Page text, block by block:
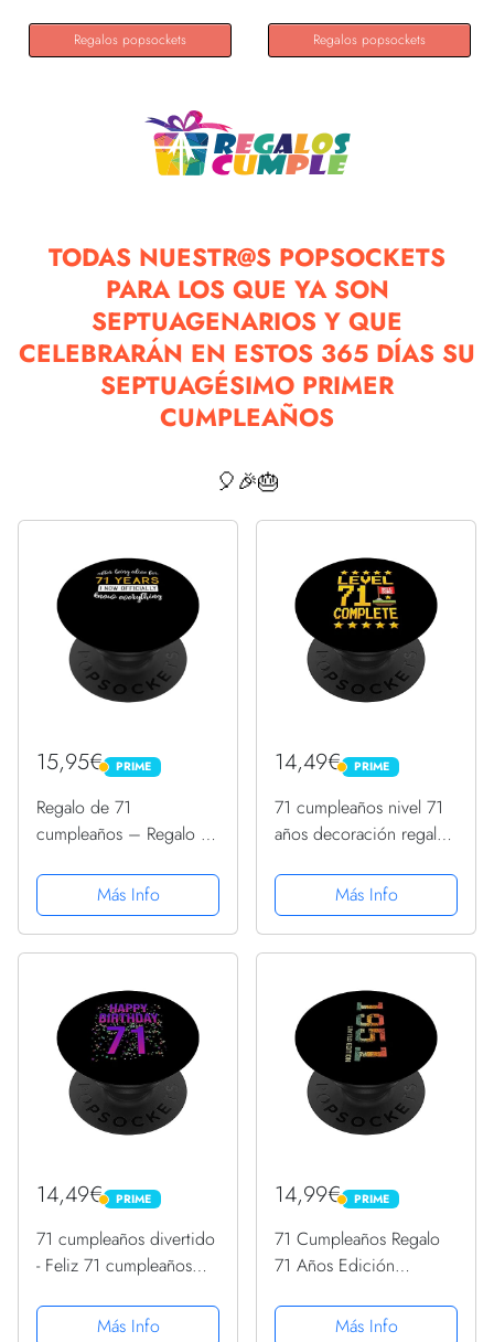
Regalos popsockets Regalos popsockets
TODAS NUESTR@S POPSOCKETS
PARA LOS QUE YA SON
SEPTUAGENARIOS Y QUE
CELEBRARÁN EN ESTOS 365 DÍAS SU
SEPTUAGÉSIMO PRIMER
CUMPLEAÑOS
🎈🎉🎂
15,95€ PRIME
PRIME
Regalo de 71
cumpleaños – Regalo de
PopSockets PopGrip
Intercambiable
Más Info
14,49€ PRIME
PRIME
71 cumpleaños nivel 71
años decoración regalo
Intercambiable
Más Info
14,49€ PRIME
PRIME
71 cumpleaños divertido
- Feliz 71 cumpleaños
Intercambiable
Más Info
14,99€ PRIME
PRIME
71 Cumpleaños Regalo
71 Años Edición
PopSockets PopGrip
Más Info